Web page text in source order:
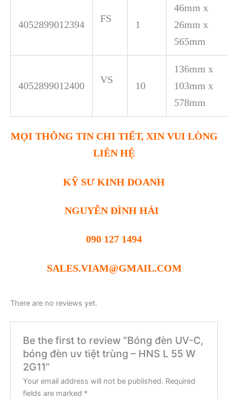
4052899012394
FS
1
46mm x
26mm x
565mm
4052899012400
VS
10
136mm x
103mm x
578mm
MỌI THÔNG TIN CHI TIẾT, XIN VUI LÒNG
LIÊN HỆ
KỸ SƯ KINH DOANH
NGUYỄN ĐÌNH HẢI
090 127 1494
SALES.VIAM@GMAIL.COM
There are no reviews yet.
Be the first to review “Bóng đèn UV-C,
bóng đèn uv tiệt trùng – HNS L 55 W
2G11”
Your email address will not be published. Required
fields are marked *